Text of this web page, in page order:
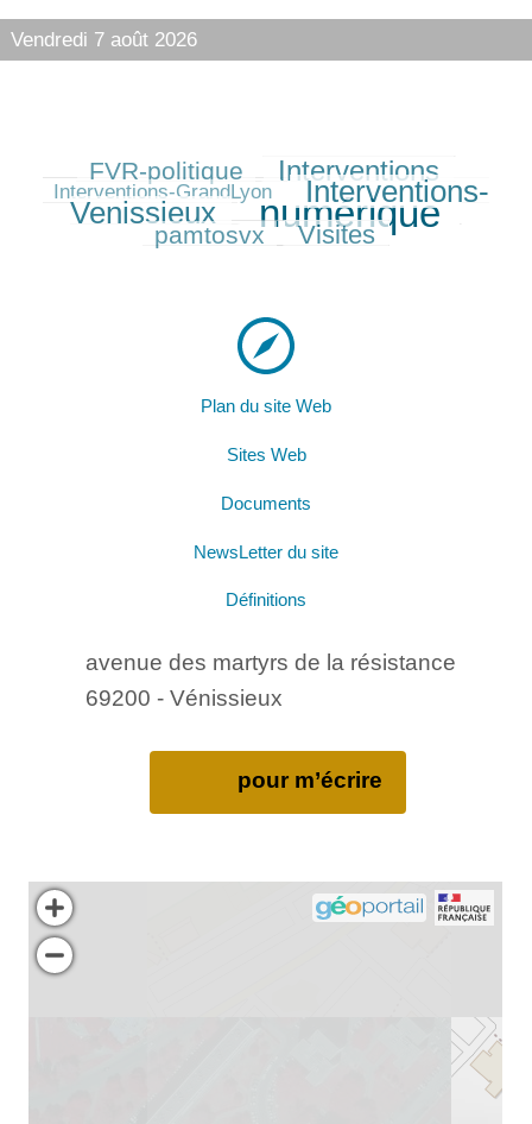
Vendredi 7 août 2026
233/584FVR-politique
345/584 Interventions
Interventions-GrandLyon
387/584 Interventions-
Venissieux
584/584 numérique
205/584
pamtosvx Visites
Plan du site Web
Sites Web
Documents
NewsLetter du site
Définitions
avenue des martyrs de la résistance
69200 - Vénissieux
pour m’écrire